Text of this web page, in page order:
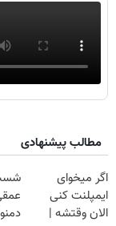
مطالب پیشنهادی
اگر میخوای
ایمپلنت کنی
الان وقتشه |